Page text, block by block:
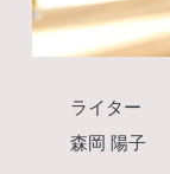
ライター
森岡 陽子